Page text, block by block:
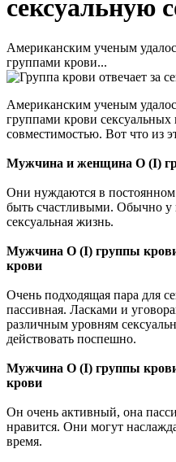
сексуальную
Американским ученым
группами крови...
Американским ученым
группами крови сексуальных
совместимостью. Вот что из
Мужчина и женщина О (I)
Они нуждаются в постоянном
быть счастливыми. Обычно у
сексуальная жизнь.
Мужчина О (I) группы
крови
Очень подходящая пара для
пассивная. Ласками и
различным уровням
действовать поспешно.
Мужчина О (I) группы
крови
Он очень активный, она
нравится. Они могут
время.